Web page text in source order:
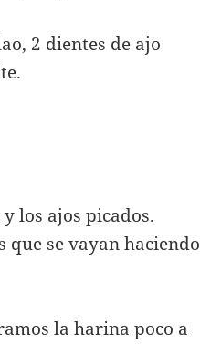
2 dientes de ajo
los ajos picados.
que se vayan haciendo
la harina poco a